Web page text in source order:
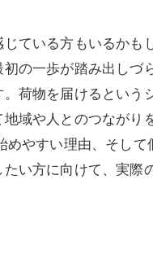
ている方もいるか
の一歩が踏み出し
荷物を届けるとい
域や人とのつなが
やすい理由、そし
い方に向けて、実